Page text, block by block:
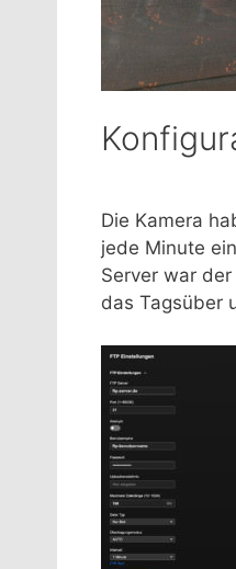
Die Kamera
jede Minute
Server war
das Tagsüber